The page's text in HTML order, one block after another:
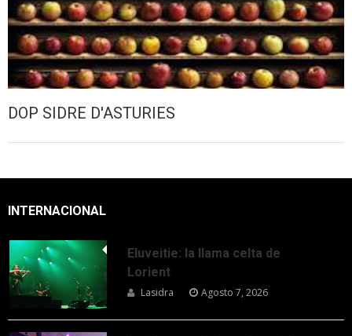
DOP SIDRE D'ASTURIES
INTERNACIONAL
Eluveitie: la llama celta de
Lorient
Lasidra Agosto 7, 2026